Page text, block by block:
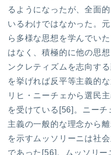
るようになったが、全面
いるわけではなかった。
ら多様な思想を学んでい
はなく、積極的に他の思
ンクレティズムを志向す
を挙げれば反平等主義的
リヒ・ニーチェから選民
を受けている[56]。ニー
主義の一般的な理念から
を示すムッソリーニは社
であった[56]。ムッソリ